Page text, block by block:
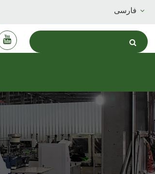
فارسی